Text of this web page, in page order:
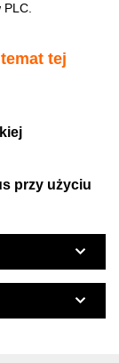
tej
przy użyciu